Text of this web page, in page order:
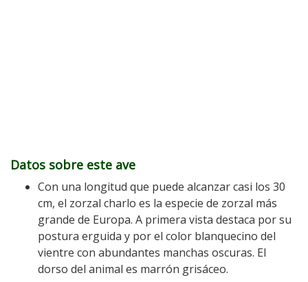
Datos sobre este ave
Con una longitud que puede alcanzar casi los 30
cm, el zorzal charlo es la especie de zorzal más
grande de Europa. A primera vista destaca por su
postura erguida y por el color blanquecino del
vientre con abundantes manchas oscuras. El
dorso del animal es marrón grisáceo.